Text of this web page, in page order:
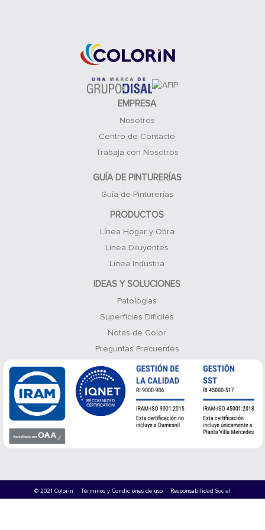
EMPRESA
Nosotros
Centro de Contacto
Trabaja con Nosotros
GUÍA DE PINTURERÍAS
Guía de Pinturerías
PRODUCTOS
Línea Hogar y Obra
Línea Diluyentes
Línea Industria
IDEAS Y SOLUCIONES
Patologías
Superficies Difíciles
Notas de Color
Preguntas Frecuentes
© 2021 Colorin Términos y Condiciones de uso Responsabilidad Social